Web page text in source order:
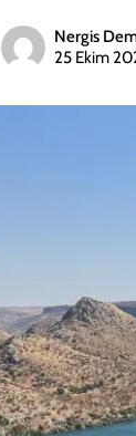
Nergis
25 Ekim